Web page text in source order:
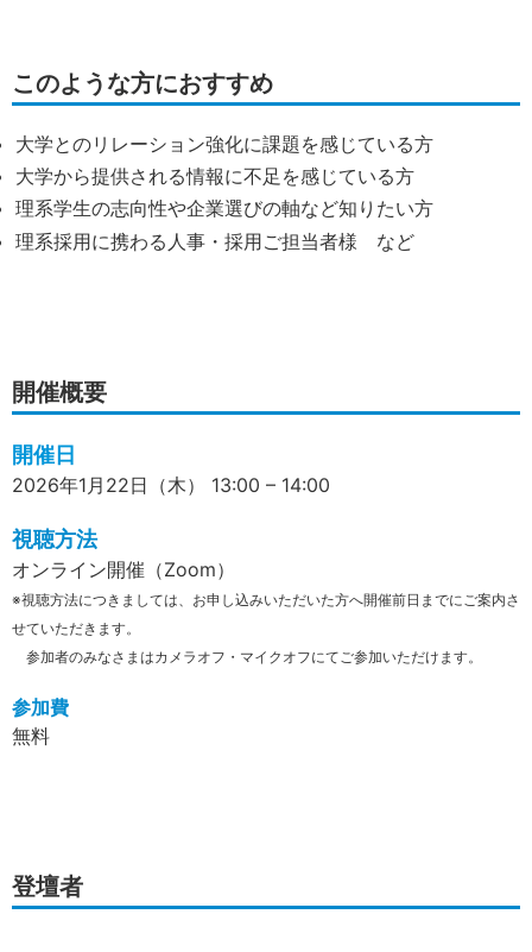
このような方におすすめ
大学とのリレーション強化に課題を感じている方
大学から提供される情報に不足を感じている方
理系学生の志向性や企業選びの軸など知りたい方
理系採用に携わる人事・採用ご担当者様 など
開催概要
開催日
2026年1月22日（木） 13:00 – 14:00
視聴方法
オンライン開催（Zoom）
※視聴方法につきましては、お申し込みいただいた方へ開催前日までにご案内さ
せていただきます。
参加者のみなさまはカメラオフ・マイクオフにてご参加いただけます。
参加費
無料
登壇者